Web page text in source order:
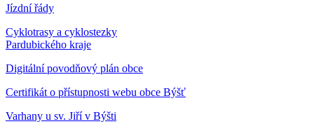
Jízdní řády
Cyklotrasy a cyklostezky
Pardubického kraje
Digitální povodňový plán obce
Certifikát o přístupnosti webu obce Býšť
Varhany u sv. Jiří v Býšti